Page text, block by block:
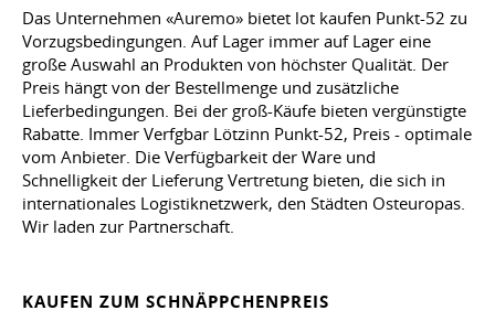
Das Unternehmen «Auremo» bietet lot kaufen Punkt-52 zu
Vorzugsbedingungen. Auf Lager immer auf Lager eine
große Auswahl an Produkten von höchster Qualität. Der
Preis hängt von der Bestellmenge und zusätzliche
Lieferbedingungen. Bei der groß-Käufe bieten vergünstigte
Rabatte. Immer Verfgbar Lötzinn Punkt-52, Preis - optimale
vom Anbieter. Die Verfügbarkeit der Ware und
Schnelligkeit der Lieferung Vertretung bieten, die sich in
internationales Logistiknetzwerk, den Städten Osteuropas.
Wir laden zur Partnerschaft.
KAUFEN ZUM SCHNÄPPCHENPREIS